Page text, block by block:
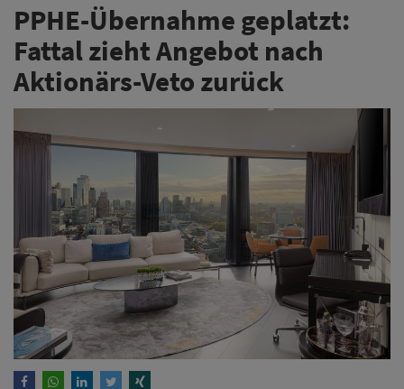
PPHE-Übernahme geplatzt:
Fattal zieht Angebot nach
Aktionärs-Veto zurück